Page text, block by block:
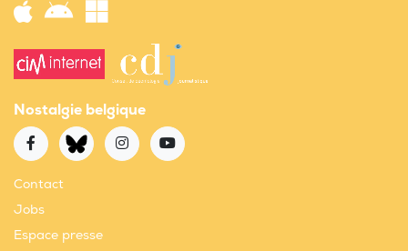
Nostalgie belgique
Contact
Jobs
Espace presse